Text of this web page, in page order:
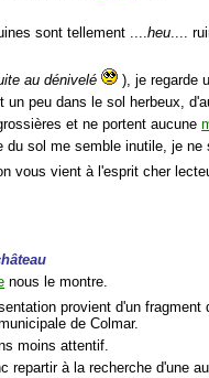
sont tellement ....heu ....
au dénivelé
), je regarde
un peu dans le sol herbeux,
et ne portent aucune
du sol me semble inutile, je ne
vous vient à l'esprit cher
nous le montre.
provient d'un
de Colmar.
moins attentif.
repartir à la recherche d'une